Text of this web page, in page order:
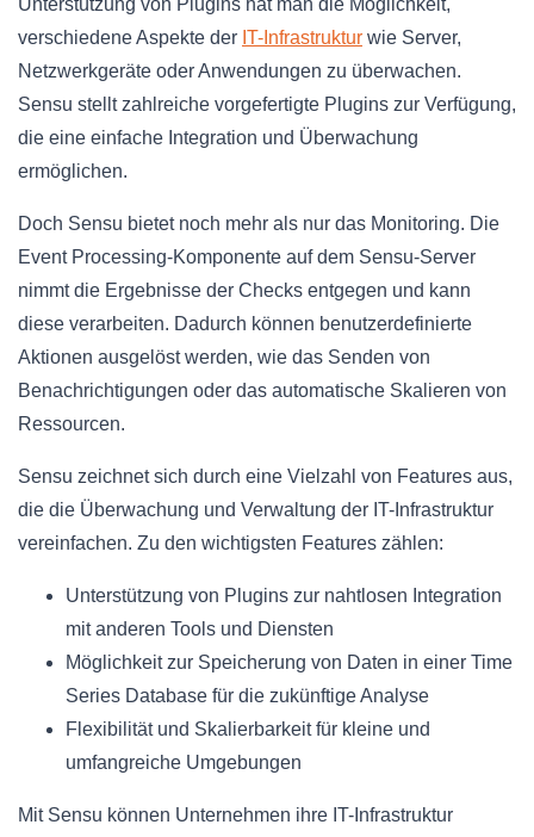
Unterstützung von Plugins hat man die Möglichkeit,
verschiedene Aspekte der IT-Infrastruktur wie Server,
Netzwerkgeräte oder Anwendungen zu überwachen.
Sensu stellt zahlreiche vorgefertigte Plugins zur Verfügung,
die eine einfache Integration und Überwachung
ermöglichen.
Doch Sensu bietet noch mehr als nur das Monitoring. Die
Event Processing-Komponente auf dem Sensu-Server
nimmt die Ergebnisse der Checks entgegen und kann
diese verarbeiten. Dadurch können benutzerdefinierte
Aktionen ausgelöst werden, wie das Senden von
Benachrichtigungen oder das automatische Skalieren von
Ressourcen.
Sensu zeichnet sich durch eine Vielzahl von Features aus,
die die Überwachung und Verwaltung der IT-Infrastruktur
vereinfachen. Zu den wichtigsten Features zählen:
Unterstützung von Plugins zur nahtlosen Integration
mit anderen Tools und Diensten
Möglichkeit zur Speicherung von Daten in einer Time
Series Database für die zukünftige Analyse
Flexibilität und Skalierbarkeit für kleine und
umfangreiche Umgebungen
Mit Sensu können Unternehmen ihre IT-Infrastruktur